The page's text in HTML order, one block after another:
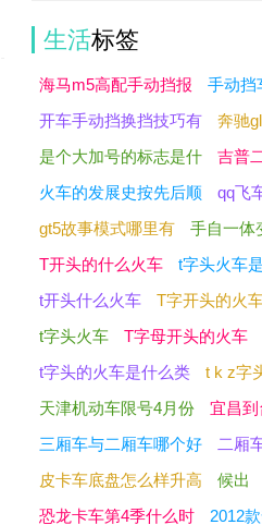
生活标签
海马m5高配手动挡报
手动挡
开车手动挡换挡技巧有
奔驰
是个大加号的标志是什
吉普
火车的发展史按先后顺
qq飞
gt5故事模式哪里有
手自一体
T开头的什么火车
t字头火车
t开头什么火车
T字开头的火
t字头火车
T字母开头的火车
t字头的火车是什么类
t k z字
天津机动车限号4月份
宜昌到
三厢车与二厢车哪个好
二厢
皮卡车底盘怎么样升高
候出
恐龙卡车第4季什么时
2012